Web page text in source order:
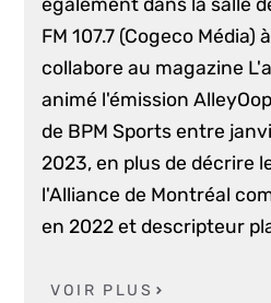
également dans la salle
FM 107.7 (Cogeco Média)
collabore au magazine
animé l'émission
de BPM Sports entre
2023, en plus de décrire
l'Alliance de Montréal
en 2022 et descripteur
VOIR PLUS